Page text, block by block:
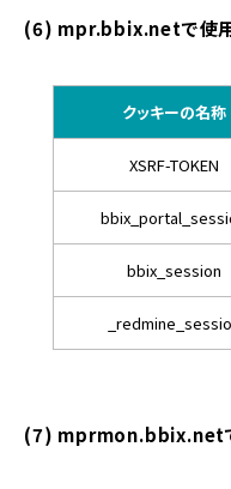
(6) mpr.bbix.netで使用
クッキーの名称
XSRF-TOKEN
bbix_session
(7) mprmon.bbix.net